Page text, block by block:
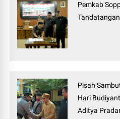
Pemkab
Pisah
Hari
Aditya